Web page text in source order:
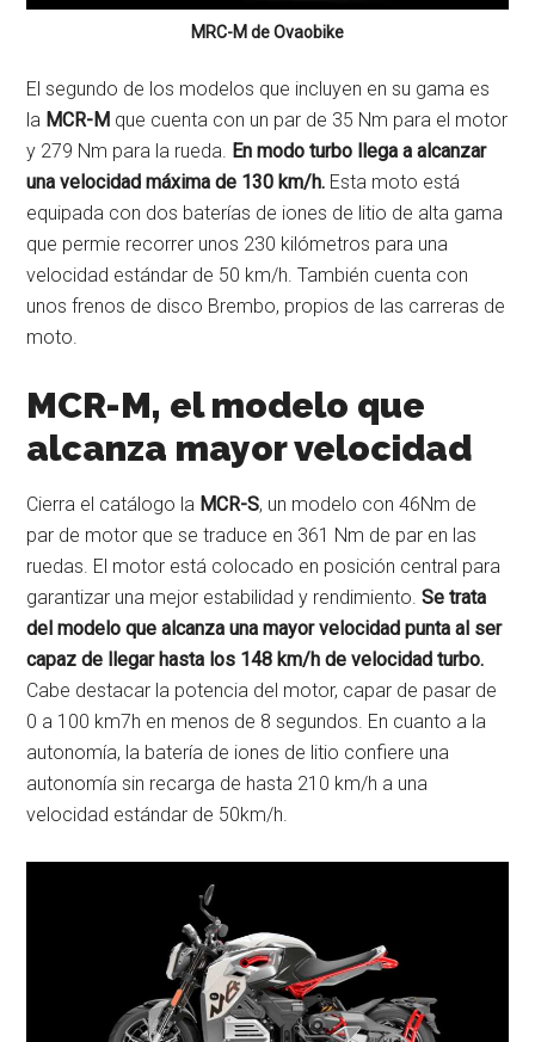
MRC-M de Ovaobike
El segundo de los modelos que incluyen en su gama es
la MCR-M que cuenta con un par de 35 Nm para el motor
y 279 Nm para la rueda. En modo turbo llega a alcanzar
una velocidad máxima de 130 km/h. Esta moto está
equipada con dos baterías de iones de litio de alta gama
que permie recorrer unos 230 kilómetros para una
velocidad estándar de 50 km/h. También cuenta con
unos frenos de disco Brembo, propios de las carreras de
moto.
MCR-M, el modelo que
alcanza mayor velocidad
Cierra el catálogo la MCR-S, un modelo con 46Nm de
par de motor que se traduce en 361 Nm de par en las
ruedas. El motor está colocado en posición central para
garantizar una mejor estabilidad y rendimiento.Se trata
del modelo que alcanza una mayor velocidad punta al ser
capaz de llegar hasta los 148 km/h de velocidad turbo.
Cabe destacar la potencia del motor, capar de pasar de
0 a 100 km7h en menos de 8 segundos. En cuanto a la
autonomía, la batería de iones de litio confiere una
autonomía sin recarga de hasta 210 km/h a una
velocidad estándar de 50km/h.